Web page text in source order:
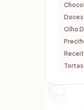
Doces
Olho